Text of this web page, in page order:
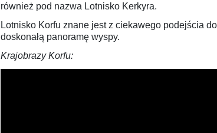
również pod nazwa Lotnisko Kerkyra.
Lotnisko Korfu znane jest z ciekawego podejścia
doskonałą panoramę wyspy.
Krajobrazy Korfu: